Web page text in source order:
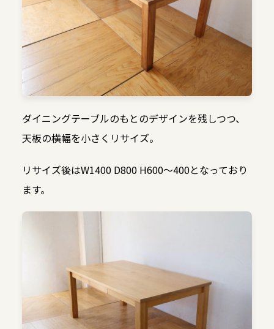
ダイニングテーブルのもとのデザインを残しつつ、
天板の横幅を小さくリサイズ。
リサイズ後はW1400 D800 H600〜400となっており
ます。